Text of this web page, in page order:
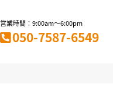
営業時間：9:00am～6:00pm
050-7587-6549